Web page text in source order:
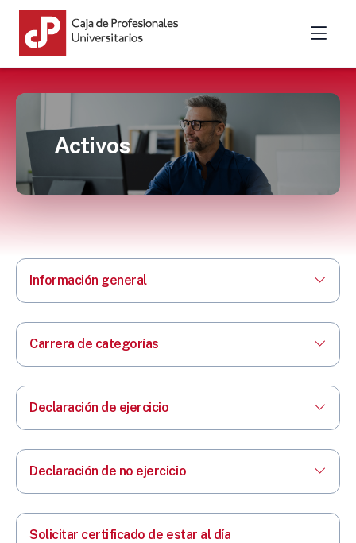
Activos
Información general
Carrera de categorías
Declaración de ejercicio
Declaración de no ejercicio
Solicitar certificado de estar al día